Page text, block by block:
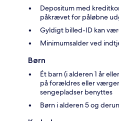
Depositum med
påkrævet for påløbne
Gyldigt billed-ID kan
Minimumsalder ved
Børn
Ét barn (i alderen 1 år
på forældres eller
sengepladser benyttes
Børn i alderen 5 og